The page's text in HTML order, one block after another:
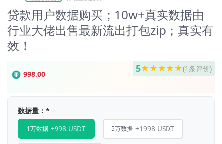
贷款用户数据购买；10w+真实数据由
行业大佬出售最新流出打包zip；真实有
效！
998.00 5★★★★★(1条评价)
数据量： *
1万数据 +998 USDT 5万数据 +1998 USDT